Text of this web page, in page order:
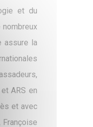
et du
assure la
ARS en
et avec